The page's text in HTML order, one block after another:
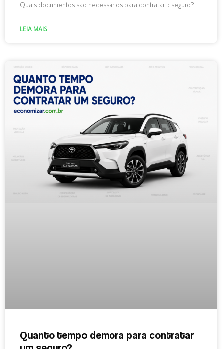
Quais documentos são necessários para contratar o seguro?
LEIA MAIS
Quanto tempo demora para contratar